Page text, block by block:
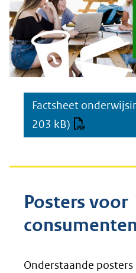
Factsheet
203 kB)
Posters voor
Onderstaande